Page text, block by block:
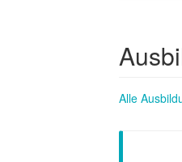
Alle